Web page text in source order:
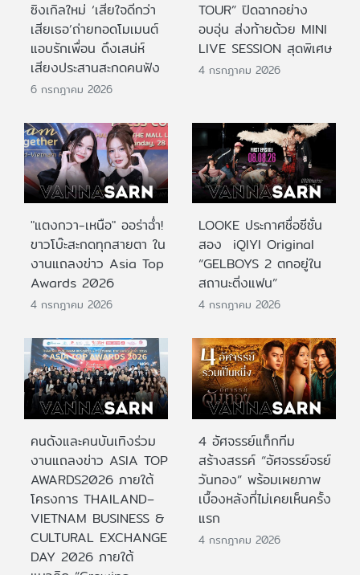
ซิงเกิลใหม่ ‘เสียใจดีกว่า
เสียเธอ’ถ่ายทอดโมเมนต์
แอบรักเพื่อน ดึงเสน่ห์
เสียงประสานสะกดคนฟัง
6 กรกฎาคม 2026
TOUR” ปิดฉากอย่าง
อบอุ่น ส่งท้ายด้วย MINI
LIVE SESSION สุดพิเศษ
4 กรกฎาคม 2026
"แตงกวา-เหนือ" ออร่าฉ่ำ!
ขาวโบ๊ะสะกดทุกสายตา ใน
งานแถลงข่าว Asia Top
Awards 2026
4 กรกฎาคม 2026
LOOKE ประกาศชื่อซีซั่น
สอง iQIYI Original
“GELBOYS 2 ตกอยู่ใน
สถานะติ่งแฟน”
4 กรกฎาคม 2026
คนดังและคนบันเทิงร่วม
งานแถลงข่าว ASIA TOP
AWARDS2026 ภายใต้
โครงการ THAILAND–
VIETNAM BUSINESS &
CULTURAL EXCHANGE
DAY 2026 ภายใต้
4 อัศจรรย์แท็กทีม
สร้างสรรค์ “อัศจรรย์จรย์
วันทอง” พร้อมเผยภาพ
เบื้องหลังที่ไม่เคยเห็นครั้ง
แรก
4 กรกฎาคม 2026